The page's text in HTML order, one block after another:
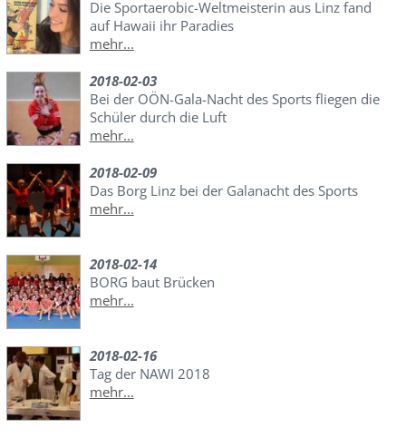
Die Sportaerobic-Weltmeisterin aus Linz fand
auf Hawaii ihr Paradies
mehr...
2018-02-03
Bei der OÖN-Gala-Nacht des Sports fliegen die
Schüler durch die Luft
mehr...
2018-02-09
Das Borg Linz bei der Galanacht des Sports
mehr...
2018-02-14
BORG baut Brücken
mehr...
2018-02-16
Tag der NAWI 2018
mehr...